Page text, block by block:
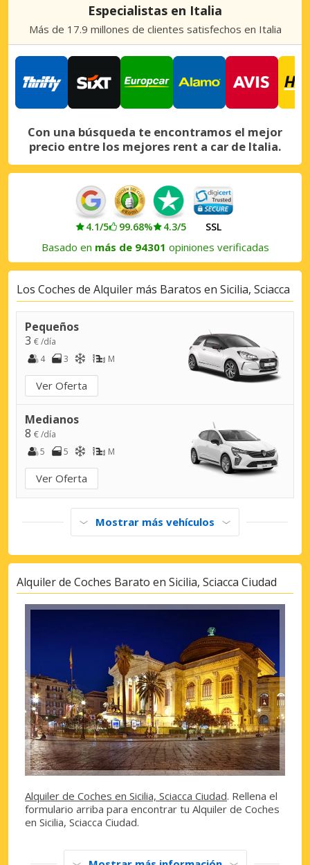
Especialistas en Italia
Más de 17.9 millones de clientes satisfechos en Italia
Con una búsqueda te encontramos el mejor
precio entre los mejores rent a car de Italia.
4.1/5 99.68% 4.3/5 SSL
Basado en más de 94301 opiniones verificadas
Los Coches de Alquiler más Baratos en Sicilia, Sciacca
Pequeños
3 € /día
4
3 M
Ver Oferta
Medianos
8 € /día
5
5 M
Ver Oferta
Mostrar más vehículos
Alquiler de Coches Barato en Sicilia, Sciacca Ciudad
Alquiler de Coches en Sicilia, Sciacca Ciudad. Rellena el
formulario arriba para encontrar tu Alquiler de Coches
en Sicilia, Sciacca Ciudad.